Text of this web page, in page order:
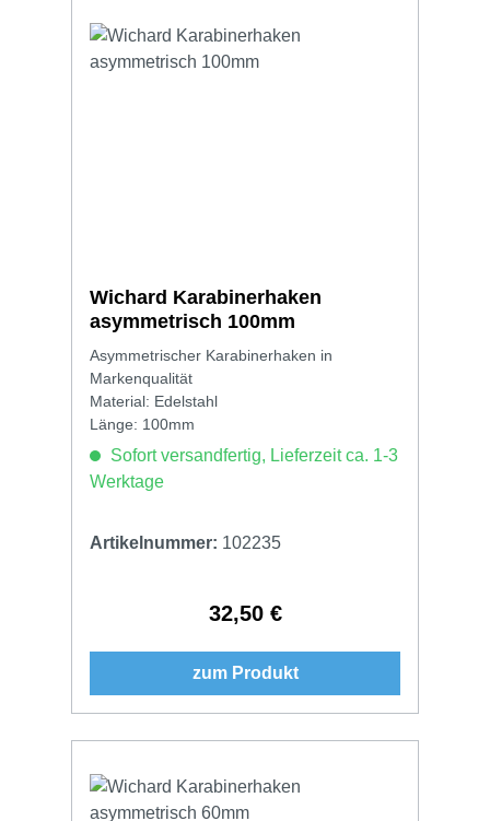
Wichard Karabinerhaken
asymmetrisch 100mm
Asymmetrischer Karabinerhaken in
Markenqualität
Material: Edelstahl
Länge: 100mm
Sofort versandfertig, Lieferzeit ca. 1-3
Werktage
Artikelnummer: 102235
Regulärer Preis:
32,50 €
zum Produkt